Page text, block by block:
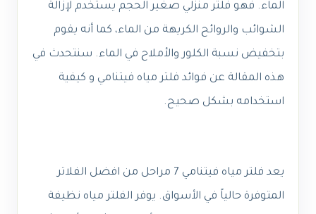
الماء. فهو فلتر منزلي صغير الحجم يستخدم لإزالة
الشوائب والروائح الكريهة من الماء، كما أنه يقوم
بتخفيض نسبة الكلور والأملاح في الماء. سنتحدث في
هذه المقالة عن فوائد فلتر مياه فيتنامي و كيفية
استخدامه بشكل صحيح.
يعد فلتر مياه فيتنامي 7 مراحل من افضل الفلاتر
المتوفرة حالياً في الأسواق. يوفر الفلتر مياه نظيفة